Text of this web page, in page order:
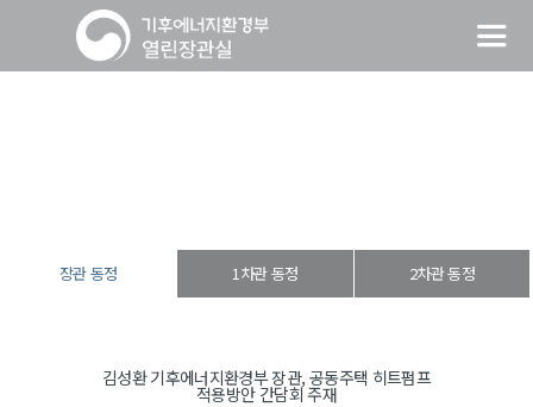
장관 동정 1차관 동정 2차관 동정
김성환 기후에너지환경부 장관, 공동주택 히트펌프
적용방안 간담회 주재